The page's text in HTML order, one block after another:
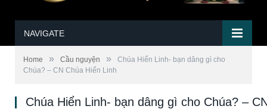
NAVIGATE
Home » Cầu nguyện »
Chúa Hiển Linh- bạn dâng gì cho
Chúa? – CN Chúa Hiển Linh
Chúa Hiển Linh- bạn dâng gì cho Chúa? –